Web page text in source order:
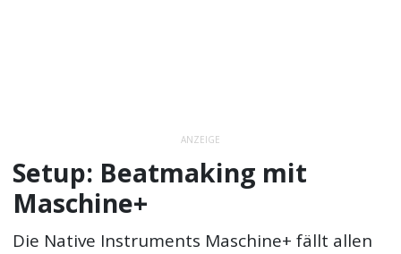
ANZEIGE
Setup: Beatmaking mit
Maschine+
Die Native Instruments Maschine+ fällt allen